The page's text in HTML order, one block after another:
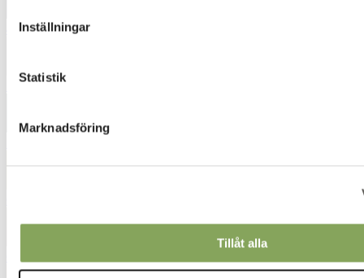
Inställningar
Statistik
Marknadsföring
Tillåt alla
4562
5431